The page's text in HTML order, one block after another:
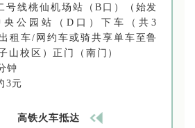
号线桃仙机场站（B口）（始发
公园站（D口）下车（共3
租车/网约车或骑共享单车至鲁
山校区）正门（南门）
钟
3元
高铁火车抵达